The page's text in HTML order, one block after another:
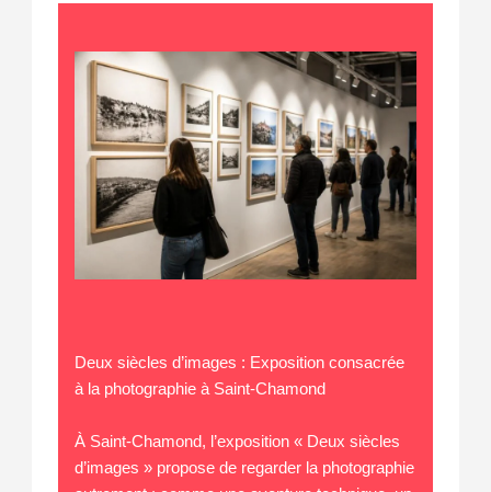
Deux siècles d’images : Exposition consacrée
à la photographie à Saint-Chamond
À Saint-Chamond, l’exposition « Deux siècles
d’images » propose de regarder la photographie